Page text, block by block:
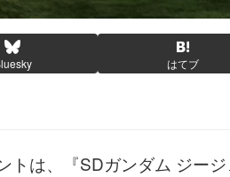
はてブ
は、『SDガンダム ジージ